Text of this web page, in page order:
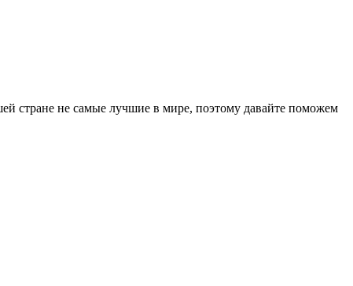
стране не самые лучшие в мире, поэтому давайте поможем